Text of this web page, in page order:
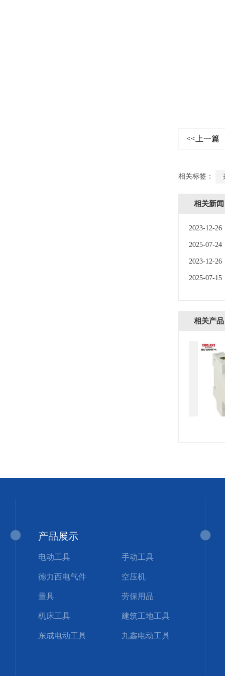
<<上一篇
相关标签：
相关新闻
2023-12-26
2025-07-24
2023-12-26
2025-07-15
相关产品
产品展示
电动工具 手动工具
德力西电气件 空压机
量具 劳保用品
机床工具 建筑工地工具
东成电动工具 九鑫电动工具